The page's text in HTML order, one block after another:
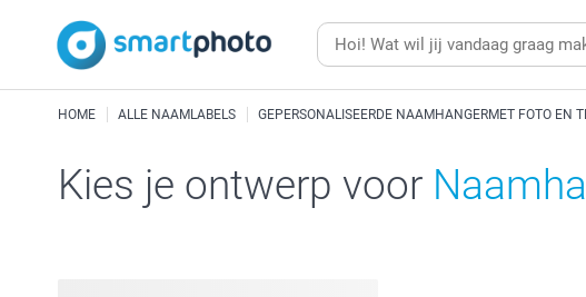
HOME ALLE NAAMLABELS GEPERSONALISEERDE NAAMHANGERMET FOTO EN
Kies je ontwerp voor